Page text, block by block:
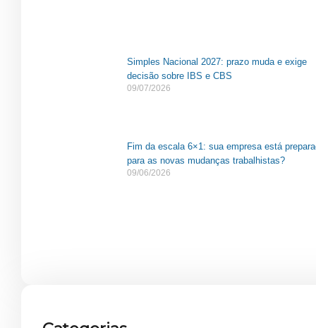
Simples Nacional 2027: prazo muda e exige
decisão sobre IBS e CBS
09/07/2026
Fim da escala 6×1: sua empresa está
para as novas mudanças trabalhistas?
09/06/2026